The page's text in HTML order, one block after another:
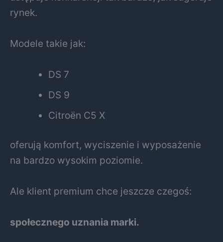
rynek.
Modele takie jak:
DS 7
DS 9
Citroën C5 X
oferują komfort, wyciszenie i wyposażenie
na bardzo wysokim poziomie.
Ale klient premium chce jeszcze czegoś:
społecznego uznania marki.